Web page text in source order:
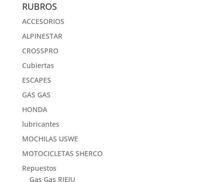
RUBROS
ACCESORIOS
ALPINESTAR
CROSSPRO
Cubiertas
ESCAPES
GAS GAS
HONDA
lubricantes
MOCHILAS USWE
MOTOCICLETAS SHERCO
Repuestos
Gas Gas RIEJU